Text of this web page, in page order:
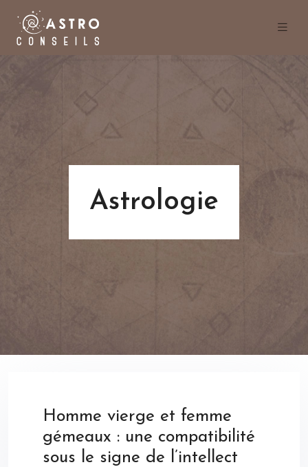
Astrologie
Homme vierge et femme
gémeaux : une compatibilité
sous le signe de l’intellect